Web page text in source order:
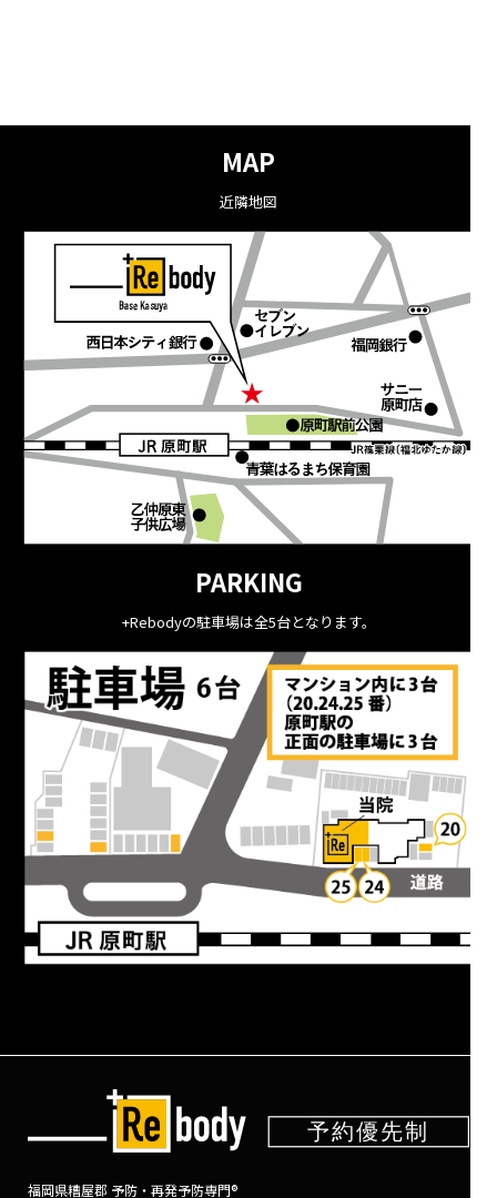
MAP
近隣地図
PARKING
+Rebodyの駐車場は全5台となります。
福岡県糟屋郡 予防・再発予防専門®